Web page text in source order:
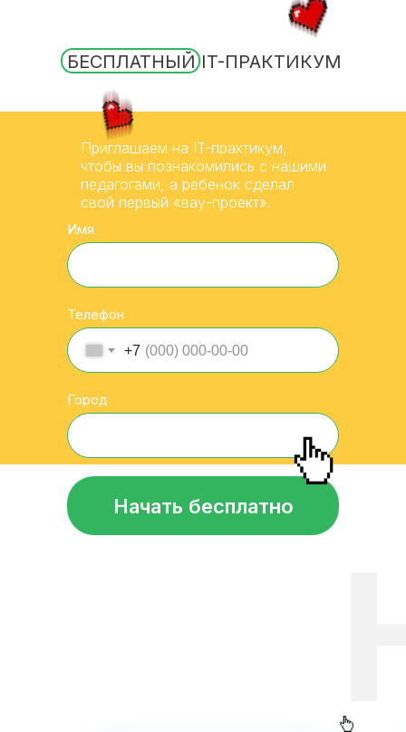
Приглашаем на IT-практикум,
чтобы вы познакомились с нашими
педагогами, а ребенок сделал
свой первый «вау-проект».
БЕСПЛАТНЫЙ IT-ПРАКТИКУМ
Имя
Телефон
+7
Город
Начать бесплатно